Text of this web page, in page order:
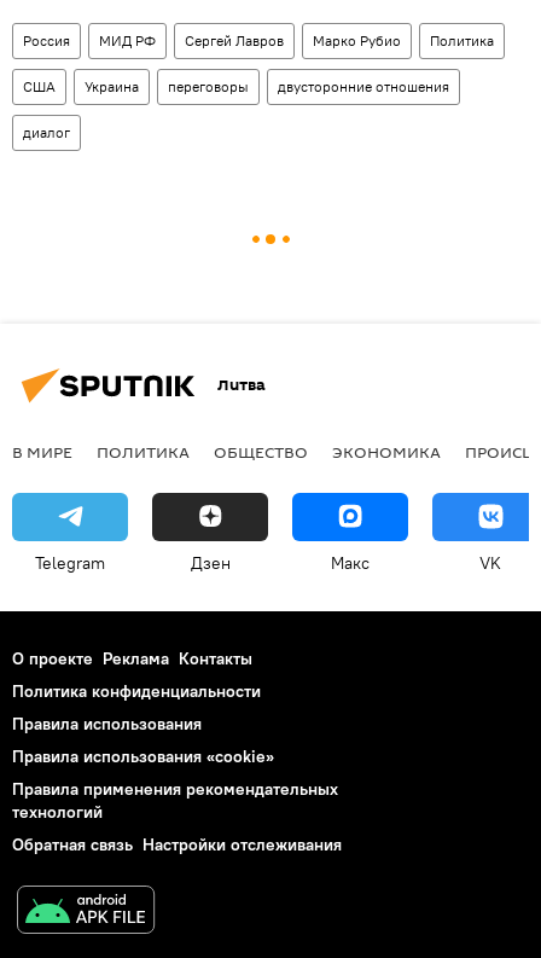
Россия МИД РФ Сергей Лавров Марко Рубио Политика
США Украина переговоры двусторонние отношения
диалог
Литва
В МИРЕ ПОЛИТИКА ОБЩЕСТВО ЭКОНОМИКА
Telegram Дзен Макс VK
О проекте Реклама Контакты
Политика конфиденциальности
Правила использования
Правила использования «cookie»
Правила применения рекомендательных
технологий
Обратная связь Настройки отслеживания